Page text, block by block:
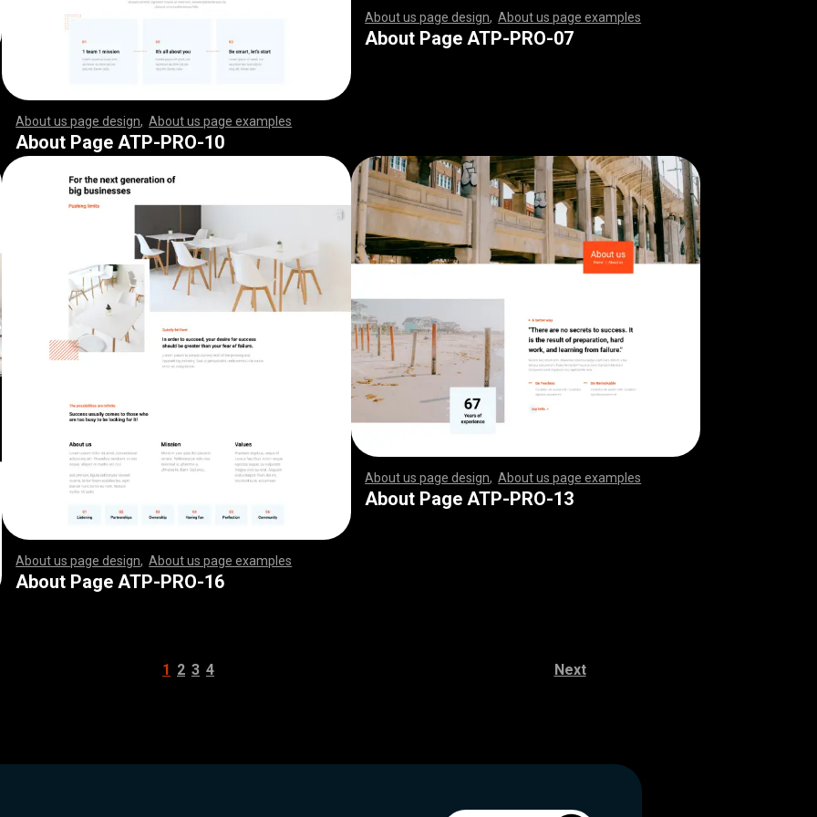
About us page design ,About us page examples
,,,,,,,,,,,,,,,,,,,,,,,, ,,,,,,,,,,,,,,,,,,,,,,,,,,,
,,,,,,,,,,,,,,,,,,,,,,,, ,,,,,,,,,,,,,,,,,,,,,,,,,,,
,,,,,,,,,,,,,,,,,,,,,,,, ,,,,,,,,,,,,,,,,,,,,,,,,,,,
,,,,,,,,,,,,,,,,,,,,,,,, ,,,,,,,,,,,,,,,,,,,,,,,,,,,
,,,,,,,,,,,,,,,,,,,,,,,, ,,,,,,,,,,,,,,,,,,,,,,,,,,,
,,,,,,,,,,,,,,,,,,,,,,,, ,,,,,,,,,,,,,,,,,,,,,,,,,,,
,,,,,,,,,,,,,,,,,,,,,,,, ,,,,,,,,,,,,,,,,,,,,,,,,,,,
,,,,,,,,,,,,,,,,,,,,,,,, ,,,,,,,,,,,,,,,,,,,,,,,,,,,
,,
About Page ATP-PRO-10
About us page design ,About us page examples
,,,,,,,,,,,,,,,,,,,,,,,, ,,,,,,,,,,,,,,,,,,,,,,,,,,,
,,,,,,,,,,,,,,,,,,,,,,,, ,,,,,,,,,,,,,,,,,,,,,,,,,,,
,,,,,,,,,,,,,,,,,,,,,,,, ,,,,,,,,,,,,,,,,,,,,,,,,,,,
,,,,,,,,,,,,,,,,,,,,,,,, ,,,,,,,,,,,,,,,,,,,,,,,,,,,
,,,,,,,,,,,,,,,,,,,,,,,, ,,,,,,,,,,,,,,,,,,,,,,,,,,,
,,,,,,,,,,,,,,,,,,,,,,,, ,,,,,,,,,,,,,,,,,,,,,,,,,,,
,,,,,,,,,,,,,,,,,,,,,,,, ,,,,,,,,,,,,,,,,,,,,,,,,,,,
,,,,,,,,,,,,,,,,,,,,,,,, ,,,,,,,,,,,,,,,,,,,,,,,,,,,
,,
About Page ATP-PRO-07
About us page design ,About us page examples
,,,,,,,,,,,,,,,,,,,,,,,, ,,,,,,,,,,,,,,,,,,,,,,,,,,,
,,,,,,,,,,,,,,,,,,,,,,,, ,,,,,,,,,,,,,,,,,,,,,,,,,,,
,,,,,,,,,,,,,,,,,,,,,,,, ,,,,,,,,,,,,,,,,,,,,,,,,,,,
,,,,,,,,,,,,,,,,,,,,,,,, ,,,,,,,,,,,,,,,,,,,,,,,,,,,
,,,,,,,,,,,,,,,,,,,,,,,, ,,,,,,,,,,,,,,,,,,,,,,,,,,,
,,,,,,,,,,,,,,,,,,,,,,,, ,,,,,,,,,,,,,,,,,,,,,,,,,,,
,,,,,,,,,,,,,,,,,,,,,,,, ,,,,,,,,,,,,,,,,,,,,,,,,,,,
,,,,,,,,,,,,,,,,,,,,,,,, ,,,,,,,,,,,,,,,,,,,,,,,,,,,
,,
About Page ATP-PRO-16
About us page design ,About us page examples
,,,,,,,,,,,,,,,,,,,,,,,, ,,,,,,,,,,,,,,,,,,,,,,,,,,,
,,,,,,,,,,,,,,,,,,,,,,,, ,,,,,,,,,,,,,,,,,,,,,,,,,,,
,,,,,,,,,,,,,,,,,,,,,,,, ,,,,,,,,,,,,,,,,,,,,,,,,,,,
,,,,,,,,,,,,,,,,,,,,,,,, ,,,,,,,,,,,,,,,,,,,,,,,,,,,
,,,,,,,,,,,,,,,,,,,,,,,, ,,,,,,,,,,,,,,,,,,,,,,,,,,,
,,,,,,,,,,,,,,,,,,,,,,,, ,,,,,,,,,,,,,,,,,,,,,,,,,,,
,,,,,,,,,,,,,,,,,,,,,,,, ,,,,,,,,,,,,,,,,,,,,,,,,,,,
,,,,,,,,,,,,,,,,,,,,,,,, ,,,,,,,,,,,,,,,,,,,,,,,,,,,
,,
About Page ATP-PRO-13
1 2 3 4 Next